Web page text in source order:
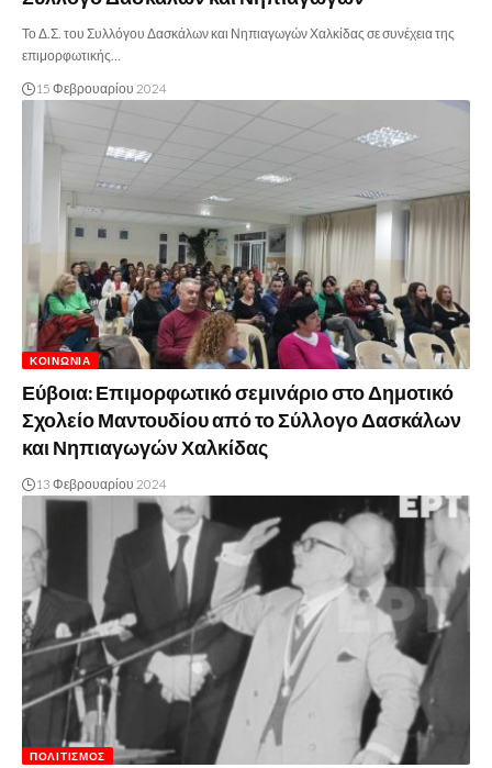
Το Δ.Σ. του Συλλόγου Δασκάλων και Νηπιαγωγών Χαλκίδας σε συνέχεια της
επιμορφωτικής…
15 Φεβρουαρίου 2024
ΚΟΙΝΩΝΊΑ
Εύβοια: Επιμορφωτικό σεμινάριο στο Δημοτικό
Σχολείο Μαντουδίου από το Σύλλογο Δασκάλων
και Νηπιαγωγών Χαλκίδας
13 Φεβρουαρίου 2024
ΠΟΛΙΤΙΣΜΌΣ